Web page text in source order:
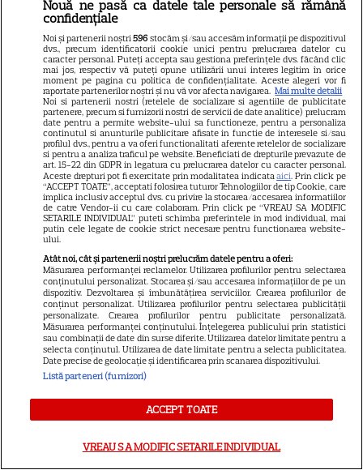
RECOMANDĂRI
Adela Popescu, într-un rol
neașteptat în „Fără Urmă”.
Primele imagini din noul serial
PRO TV și când începe
ARTICOLE PARTENERI
Horoscop 3 august 2026.
Gemenii primesc vești
Nouă ne pasă ca datele tale personale să rămână
confidențiale
Noi și partenerii noștri596 stocăm și/sau accesăm informații pe dispozitivul
dvs., precum identificatorii cookie unici pentru prelucrarea datelor cu
caracter personal. Puteți accepta sau gestiona preferințele dvs. făcând clic
mai jos, respectiv vă puteți opune utilizării unui interes legitim în orice
moment pe pagina cu politica de confidențialitate. Aceste alegeri vor fi
raportate partenerilor noștri și nu vă vor afecta navigarea. Mai multe detalii
Noi si partenerii nostri (retelele de socializare si agentiile de publicitate
partenere, precum si furnizorii nostri de servicii de date analitice) prelucram
date pentru a permite website-ului sa functioneze, pentru a personaliza
continutul si anunturile publicitare afisate in functie de interesele si/sau
profilul dvs., pentru a va oferi functionalitati aferente retelelor de socializare
si pentru a analiza traficul pe website. Beneficiati de drepturile prevazute de
art. 15-22 din GDPR in legatura cu prelucrarea datelor cu caracter personal.
Aceste drepturi pot fi exercitate prin modalitatea indicataaici. Prin click pe
“ACCEPT TOATE”, acceptati folosirea tuturor Tehnologiilor de tip Cookie, care
implica inclusiv acceptul dvs. cu privire la stocarea/accesarea informatiilor
de catre Vendor-ii cu care colaboram. Prin click pe “VREAU SA MODIFIC
SETARILE INDIVIDUAL” puteti schimba preferintele in mod individual, mai
putin cele legate de cookie strict necesare pentru functionarea website-
ului.
Atât noi, cât și partenerii noștri prelucrăm datele pentru a oferi:
Măsurarea performanței reclamelor. Utilizarea profilurilor pentru selectarea
conținutului personalizat. Stocarea și/sau accesarea informațiilor de pe un
dispozitiv. Dezvoltarea și îmbunătățirea serviciilor. Crearea profilurilor de
conținut personalizat. Utilizarea profilurilor pentru selectarea publicității
personalizate. Crearea profilurilor pentru publicitate personalizată.
Măsurarea performanței conținutului. Înțelegerea publicului prin statistici
sau combinații de date din surse diferite. Utilizarea datelor limitate pentru a
selecta conținutul. Utilizarea de date limitate pentru a selecta publicitatea.
Date precise de geolocație și identificarea prin scanarea dispozitivului.
Listă parteneri (furnizori)
ACCEPT TOATE
VREAU SA MODIFIC SETARILE INDIVIDUAL